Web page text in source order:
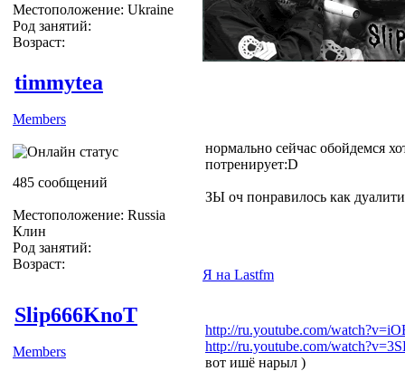
Местоположение: Ukraine
Род занятий:
Возраст:
timmytea
Members
485 сообщений
Местоположение: Russia
Клин
Род занятий:
Возраст:
нормально сейчас обойдемся
потренирует:D
ЗЫ оч понравилось как
Я на Lastfm
Slip666KnoT
Members
http://ru.youtube.com/
http://ru.youtube.com/
вот ишё нарыл )